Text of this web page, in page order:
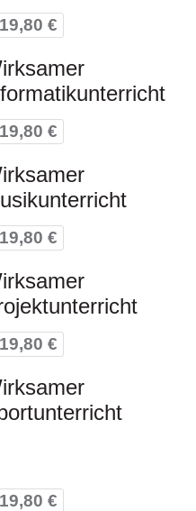
19,80 €
19,80 €
19,80 €
19,80 €
19,80 €